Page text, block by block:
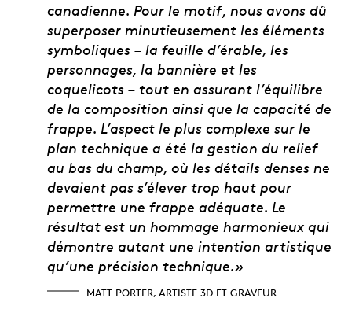
canadienne. Pour le motif, nous avons dû
superposer minutieusement les éléments
symboliques – la feuille d’érable, les
personnages, la bannière et les
coquelicots – tout en assurant l’équilibre
de la composition ainsi que la capacité de
frappe. L’aspect le plus complexe sur le
plan technique a été la gestion du relief
au bas du champ, où les détails denses ne
devaient pas s’élever trop haut pour
permettre une frappe adéquate. Le
résultat est un hommage harmonieux qui
démontre autant une intention artistique
qu’une précision technique.»
MATT PORTER, ARTISTE 3D ET GRAVEUR